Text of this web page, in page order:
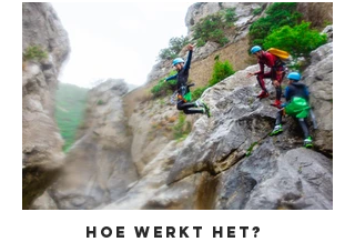
Hoe werkt het?